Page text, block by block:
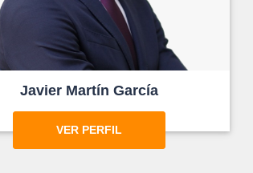
Javier Martín García
VER PERFIL